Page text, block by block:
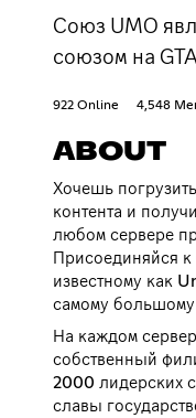
Союз UMO
союзом на
922 Online 4,548
ABOUT
Хочешь
контента и
любом сервере
Присоединяйся
известному как
самому большому
На каждом
собственный
2000 лидерских
славы